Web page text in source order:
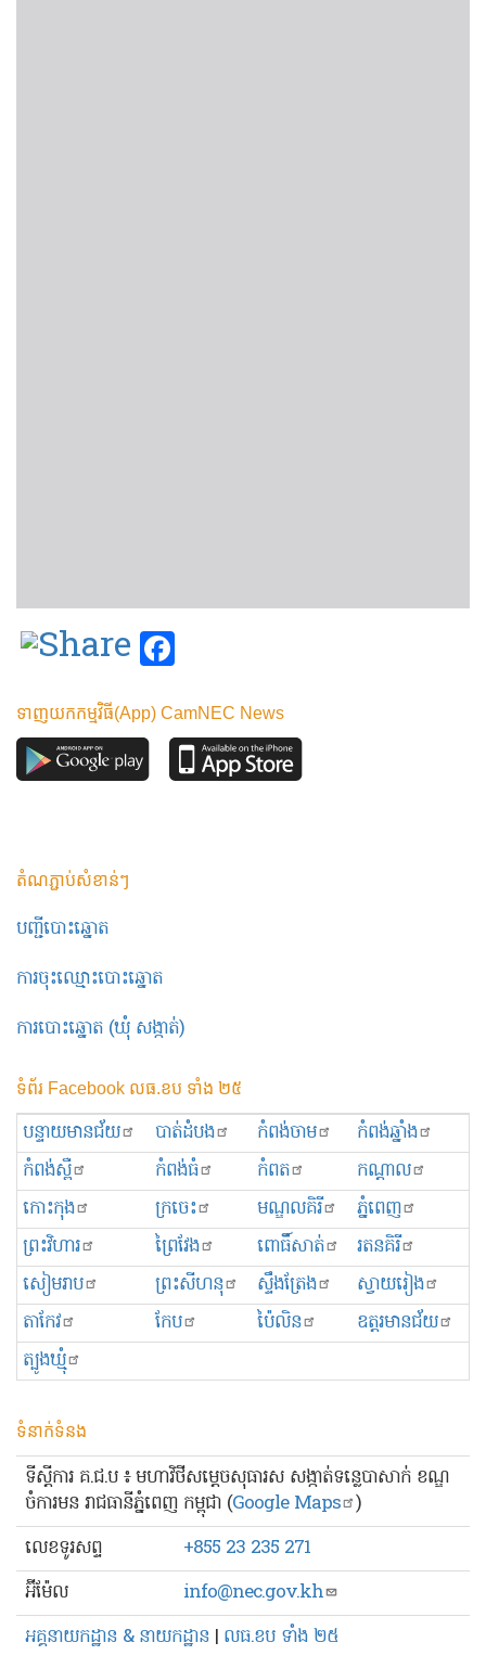
ទាញយកកម្មវិធី(App) CamNEC News
តំណភ្ជាប់សំខាន់ៗ
បញ្ជីបោះឆ្នោត
ការចុះឈ្មោះបោះឆ្នោត
ការបោះឆ្នោត (ឃុំ សង្កាត់)
ទំព័រ Facebook លធ.ខប ទាំង ២៥
បន្ទាយមានជ័យ បាត់ដំបង កំពង់ចាម
កំពង់ឆ្នាំង
កំពង់ស្ពឺ
កំពង់ធំ កំពត
កណ្ដាល
កោះកុង
ក្រចេះ មណ្ឌលគិរី
ភ្នំពេញ
ព្រះ​វិហារ
ព្រៃវែង ពោធិ៍សាត់
រតនគិរី
សៀមរាប
ព្រះសីហនុ ស្ទឹងត្រែង
ស្វាយរៀង
តាកែវ
កែប ប៉ៃលិន
ឧត្ដរមានជ័យ
ត្បូងឃ្មុំ
ទំនាក់ទំនង
ទីស្ដីការ គ.ជ.ប ៖ មហាវិថីសម្ដេចសុធារស សង្កាត់ទន្លេបាសាក់ ខណ្ឌ
ចំការមន រាជធានីភ្នំពេញ កម្ពុជា (Google Maps )
លេខ​ទូរសព្ទ
+855 23 235 271
អ៊ីម៉ែល
info@nec.gov.kh
អគ្គនាយកដ្ឋាន & នាយកដ្ឋាន | លធ.ខប ទាំង ២៥